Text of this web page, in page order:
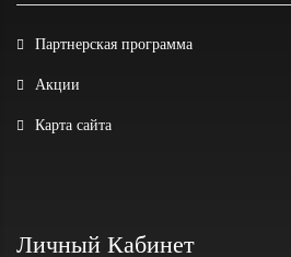
Партнерская программа
Акции
Карта сайта
Личный Кабинет